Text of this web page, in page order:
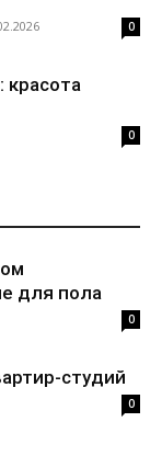
0
0
для пола
0
студий
0